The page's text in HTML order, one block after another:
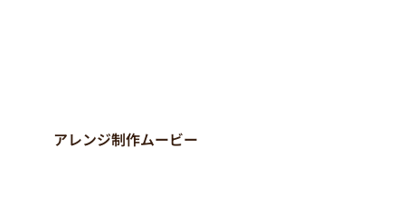
アレンジ制作ムービー